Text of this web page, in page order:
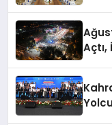
Açtı,